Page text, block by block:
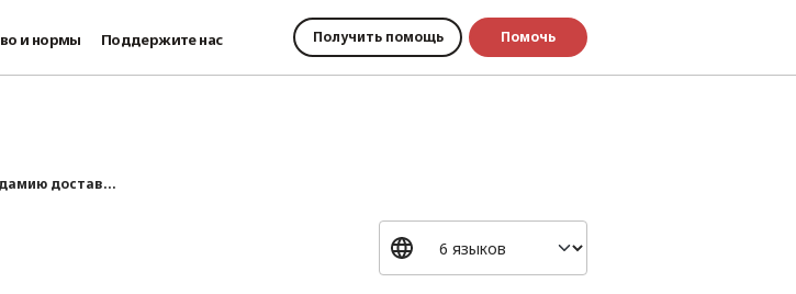
и нормы Поддержите нас Получить помощь Помочь
достав...